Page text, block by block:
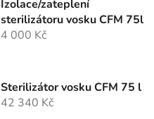
Izolace/zateplení
sterilizátoru vosku CFM 75l
4 000 Kč
Sterilizátor vosku CFM 75 l
42 340 Kč